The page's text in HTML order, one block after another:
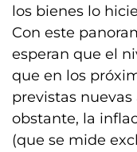
los bienes lo
Con este
esperan que el
que en los
previstas
obstante, la
(que se mide